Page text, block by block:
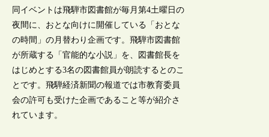
同イベントは飛騨市図書館が毎月第4土曜日の
夜間に、おとな向けに開催している「おとな
の時間」の月替わり企画です。飛騨市図書館
が所蔵する「官能的な小説」を、図書館長を
はじめとする3名の図書館員が朗読するとのこ
とです。飛騨経済新聞の報道では市教育委員
会の許可も受けた企画であること等が紹介さ
れています。